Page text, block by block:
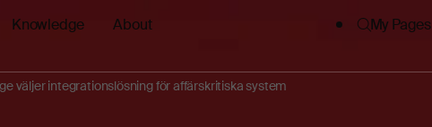
Knowledge About My Pages
väljer integrationslösning för affärskritiska system